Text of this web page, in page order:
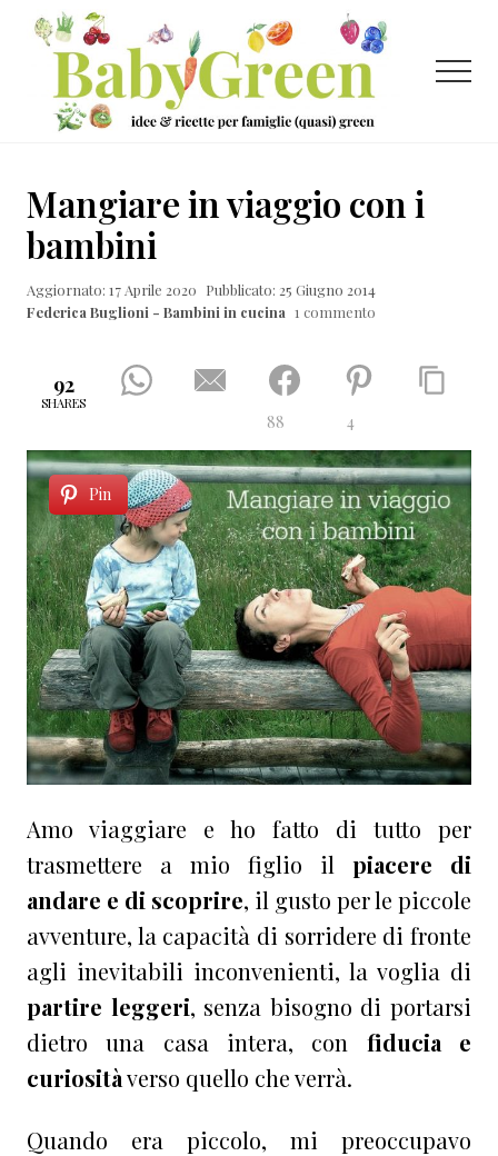
Menu
Passa
contenuto
principale
Passa
laterale
primaria
Passa
ricette
per
famiglie
Menu
Mangiare in viaggio con i
bambini
Aggiornato: 17 Aprile 2020 Pubblicato: 25 Giugno 2014
Federica Buglioni - Bambini in cucina 1 commento
92
SHARES
88 4
Pin
Amo viaggiare e ho fatto di tutto per
trasmettere a mio figlio il piacere di
andare e di scoprire, il gusto per le piccole
avventure, la capacità di sorridere di fronte
agli inevitabili inconvenienti, la voglia di
partire leggeri, senza bisogno di portarsi
dietro una casa intera, con fiducia e
curiositàverso quello che verrà.
Quando era piccolo, mi preoccupavo